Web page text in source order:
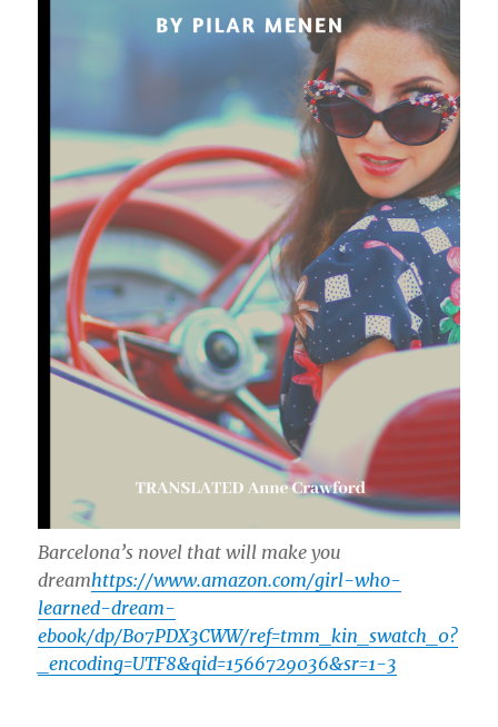
Barcelona’s novel that will make you
dreamhttps://www.amazon.com/girl-who-
learned-dream-
ebook/dp/B07PDX3CWW/ref=tmm_kin_swatch_0?
_encoding=UTF8&qid=1566729036&sr=1-3